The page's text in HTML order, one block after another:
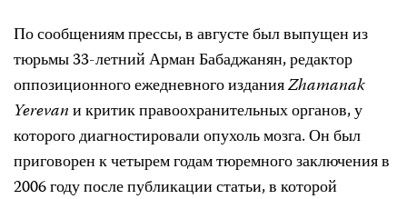
По сообщениям прессы, в августе был выпущен из
тюрьмы 33-летний Арман Бабаджанян, редактор
оппозиционного ежедневного изданияZhamanak
Yerevanи критик правоохранительных органов, у
которого диагностировали опухоль мозга. Он был
приговорен к четырем годам тюремного заключения в
2006 году после публикации статьи, в которой